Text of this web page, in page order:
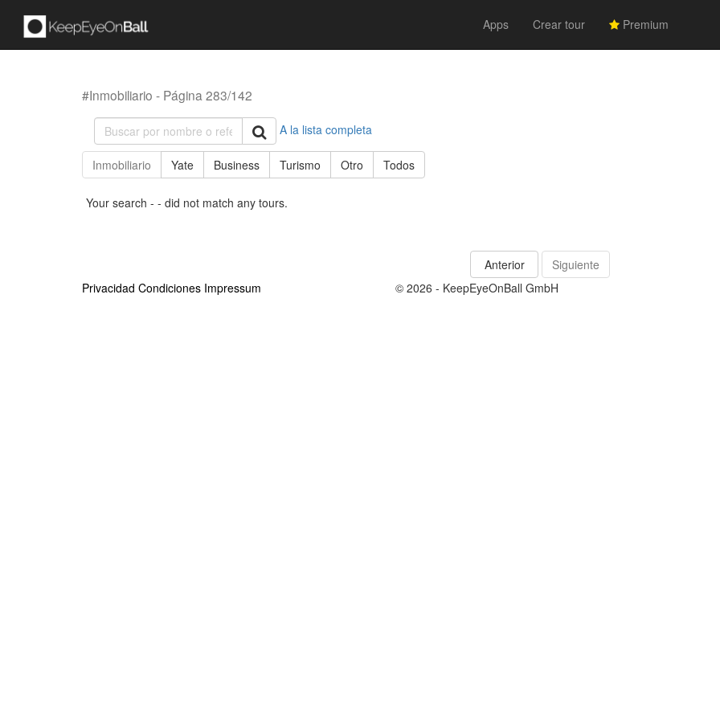
Apps Crear tour Premium
#Inmobiliario - Página 283/142
A la lista completa
Inmobiliario Yate Business Turismo Otro Todos
Your search - - did not match any tours.
Anterior
Siguiente
Privacidad Condiciones Impressum © 2026 - KeepEyeOnBall GmbH